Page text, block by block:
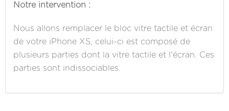
Notre intervention :
Nous allons remplacer le bloc vitre tactile et écran
de votre iPhone XS, celui-ci est composé de
plusieurs parties dont la vitre tactile et l'écran. Ces
parties sont indissociables.